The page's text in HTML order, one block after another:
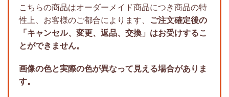
こちらの商品はオーダーメイド商品につき商品の特
性上、お客様のご都合によります、 ご注文確定後の
「キャンセル、変更、返品、交換」はお受けするこ
とができません。
画像の色と実際の色が異なって見える場合がありま
す。